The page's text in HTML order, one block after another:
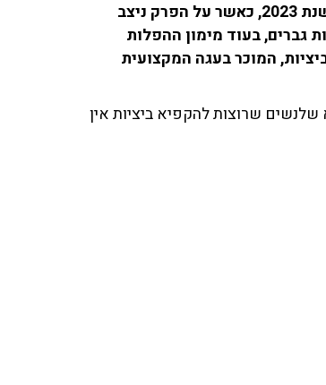
לפני קצת יותר משבוע, הציגה ועדת סל הבריאות את הרכבו נכון לשנת 2023, כאשר על הפרק ניצב
גברים, בעוד מימון ההפלות
הקפאת הביציות, המוכר בעגה המקצועית
שלנשים שרוצות להקפיא ביציות אין